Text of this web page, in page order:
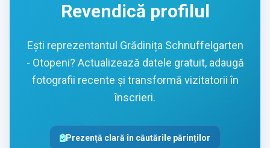
Revendică profilul
Ești reprezentantul Grădinița Schnuffelgarten
- Otopeni? Actualizează datele gratuit, adaugă
fotografii recente și transformă vizitatorii în
înscrieri.
Prezență clară în căutările părinților